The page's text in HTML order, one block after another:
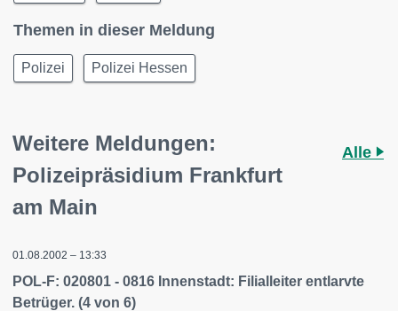
Themen in dieser Meldung
Polizei Polizei Hessen
Weitere Meldungen:
Polizeipräsidium Frankfurt
am Main
Alle
01.08.2002 – 13:33
POL-F: 020801 - 0816 Innenstadt: Filialleiter entlarvte
Betrüger. (4 von 6)